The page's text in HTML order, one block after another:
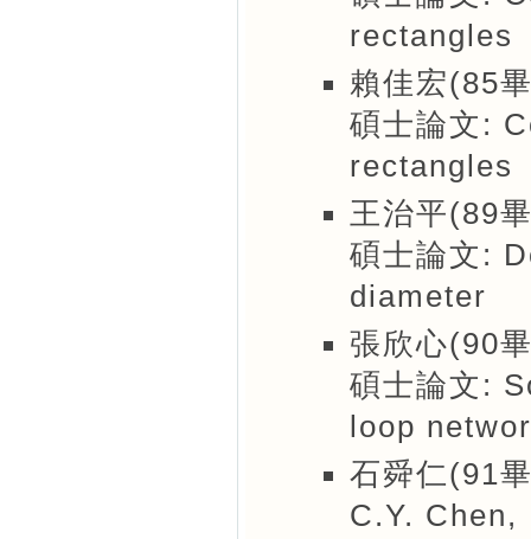
rectangles
賴佳宏(85
碩士論文:
rectangles
王治平(89
碩士論文:
diameter
張欣心(90
碩士論文:
loop
石舜仁(91
C.Y.